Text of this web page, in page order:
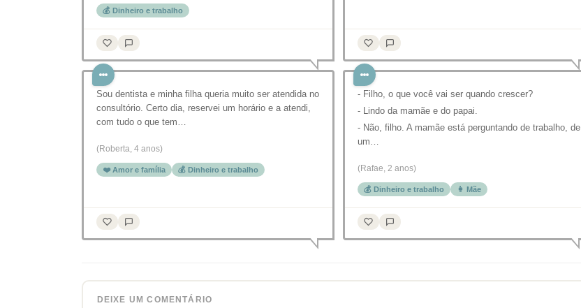
💰 Dinheiro e trabalho
Sou dentista e minha filha queria muito ser atendida no
consultório. Certo dia, reservei um horário e a atendi,
com tudo o que tem…
(Roberta, 4 anos)
❤️ Amor e família 💰 Dinheiro e trabalho
- Filho, o que você vai ser quando crescer?
- Lindo da mamãe e do papai.
- Não, filho. A mamãe está perguntando de trabalho, de
um…
(Rafae, 2 anos)
💰 Dinheiro e trabalho 👩 Mãe
DEIXE UM COMENTÁRIO